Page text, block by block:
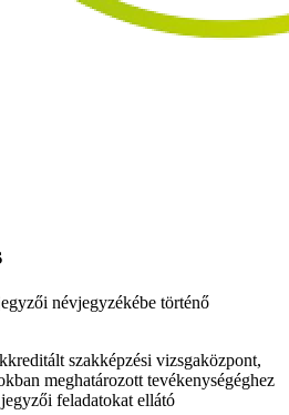
névjegyzékébe történő
szakképzési vizsgaközpont,
meghatározott tevékenységéghez
feladatokat ellátó